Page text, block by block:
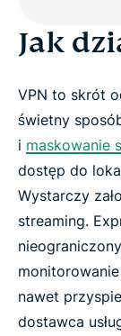
Jak
VPN to skrót
świetny
i maskowanie
dostęp do
Wystarczy
streaming.
nawet
dostawca